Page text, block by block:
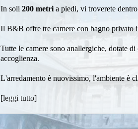
In soli 200 metri a piedi, vi troverete
Il B&B offre tre camere con bagno privato
Tutte le camere sono anallergiche, dotate
accoglienza.
L'arredamento è nuovissimo, l'ambiente è
[leggi tutto]